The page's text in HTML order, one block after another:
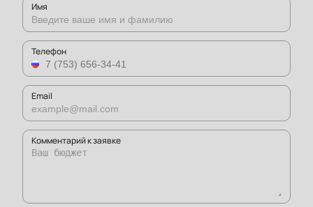
Имя
Телефон
Email
Комментарий к заявке